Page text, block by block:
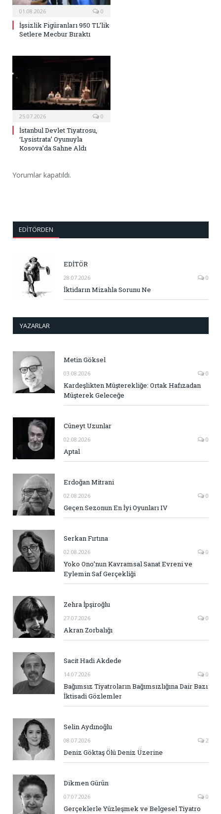
01.08.2026 0
İşsizlik Figüranları 950 TL’lik
Setlere Mecbur Bıraktı
25.07.2026 0
İstanbul Devlet Tiyatrosu,
‘Lysistrata’ Oyunuyla
Kosova’da Sahne Aldı
Yorumlar kapatıldı.
EDITÖRDEN
EDİTÖR
28.07.2026 0
İktidarın Mizahla Sorunu Ne
YAZARLAR
Metin Göksel
03.08.2026 0
Kardeşlikten Müşterekliğe: Ortak Hafızadan
Müşterek Geleceğe
Cüneyt Uzunlar
02.08.2026 0
Aptal
Erdoğan Mitrani
02.08.2026 0
Geçen Sezonun En İyi Oyunları IV
Serkan Fırtına
02.08.2026 0
Yoko Ono’nun Kavramsal Sanat Evreni ve
Eylemin Saf Gerçekliği
Zehra İpşiroğlu
27.07.2026 0
Akran Zorbalığı
Sacit Hadi Akdede
14.07.2026 0
Bağımsız Tiyatroların Bağımsızlığına Dair Bazı
İktisadi Gözlemler
Selin Aydınoğlu
08.07.2026 2
Deniz Göktaş Ölü Deniz Üzerine
Dikmen Gürün
07.07.2026 0
Gerçeklerle Yüzleşmek ve Belgesel Tiyatro